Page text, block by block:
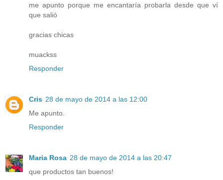
me apunto porque me encantaría probarla desde que ví
que salió
gracias chicas
muackss
Responder
Cris 28 de mayo de 2014 a las 12:00
Me apunto.
Responder
Maria Rosa 28 de mayo de 2014 a las 20:47
que productos tan buenos!